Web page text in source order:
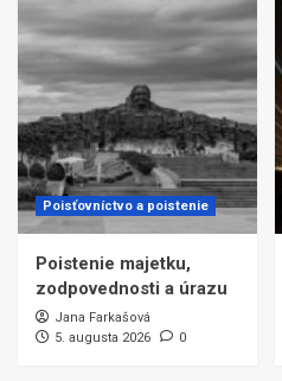
Poisťovníctvo a poistenie
Poistenie majetku,
zodpovednosti a úrazu
Jana Farkašová
5. augusta 2026
0